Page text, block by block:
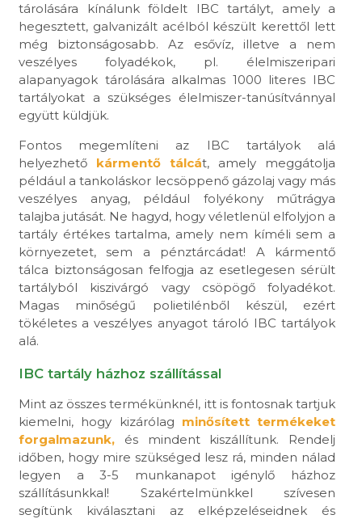
tárolására kínálunk földelt IBC tartályt, amely a
hegesztett, galvanizált acélból készült kerettől lett
még biztonságosabb. Az esővíz, illetve a nem
veszélyes folyadékok, pl. élelmiszeripari
alapanyagok tárolására alkalmas 1000 literes IBC
tartályokat a szükséges élelmiszer-tanúsítvánnyal
együtt küldjük.
Fontos megemlíteni az IBC tartályok alá
helyezhető kármentő tálcát, amely meggátolja
például a tankoláskor lecsöppenő gázolaj vagy más
veszélyes anyag, például folyékony műtrágya
talajba jutását. Ne hagyd, hogy véletlenül elfolyjon a
tartály értékes tartalma, amely nem kíméli sem a
környezetet, sem a pénztárcádat! A kármentő
tálca biztonságosan felfogja az esetlegesen sérült
tartályból kiszivárgó vagy csöpögő folyadékot.
Magas minőségű polietilénből készül, ezért
tökéletes a veszélyes anyagot tároló IBC tartályok
alá.
IBC tartály házhoz szállítással
Mint az összes termékünknél, itt is fontosnak tartjuk
kiemelni, hogy kizárólag minősített termékeket
forgalmazunk, és mindent kiszállítunk. Rendelj
időben, hogy mire szükséged lesz rá, minden nálad
legyen a 3-5 munkanapot igénylő házhoz
szállításunkkal! Szakértelmünkkel szívesen
segítünk kiválasztani az elképzeléseidnek és